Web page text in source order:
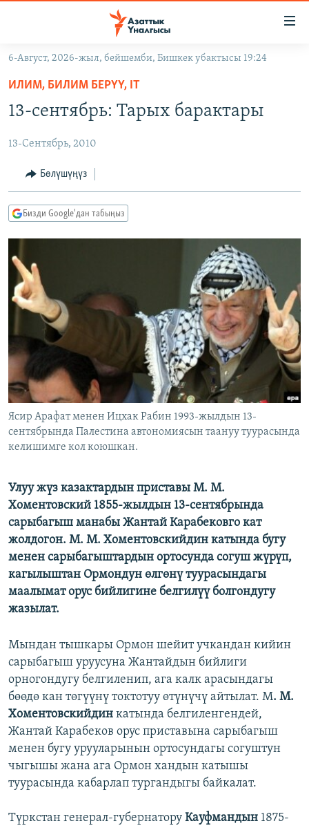
Навигацияга
өтүңүз
салыңыз
САЯСАТ
ЭКОНОМИКА
ДҮЙНӨ
БОРБОР АЗИЯ
УКРАИНА
АТАЙЫН ИЛИКТӨӨ
БҮГҮН АЗАТТЫКТА
БИЗ ЖАНА ДҮЙНӨ
ДАНИСТЕ
ЭЖЕ-СИҢДИЛЕР
АЗАТТЫК+
ЫҢГАЙСЫЗ СУРООЛОР
ПОДКАСТ
Русский
ОНЛАЙН ШЕРИНЕ
ЭЕ/АРнун бардык сайттары
6-Август, 2026-жыл, бейшемби, Бишкек убактысы 19:24
ИЛИМ, БИЛИМ БЕРҮҮ, IT
13-сентябрь: Тарых барактары
13-Сентябрь, 2010
Бөлүшүңүз
Бизди Google'дан табыңыз
Ясир Арафат менен Ицхак Рабин 1993-жылдын 13-
сентябрында Палестина автономиясын таануу туурасында
келишимге кол коюшкан.
Улуу жүз казактардын приставы М. М.
Хоментовский 1855-жылдын 13-сентябрында
сарыбагыш манабы Жантай Карабековго кат
жолдогон. М. М. Хоментовскийдин катында бугу
менен сарыбагыштардын ортосунда согуш жүрүп,
кагылыштан Ормондун өлгөнү туурасындагы
маалымат орус бийлигине белгилүү болгондугу
жазылат.
Мындан тышкары Ормон шейит учкандан кийин
сарыбагыш уруусуна Жантайдын бийлиги
орногондугу белгиленип, ага калк арасындагы
бөөдө кан төгүүнү токтотуу өтүнүчү айтылат. М. М.
Хоментовскийдин катында белгиленгендей,
Жантай Карабеков орус приставына сарыбагыш
менен бугу урууларынын ортосундагы согуштун
чыгышы жана ага Ормон хандын катышы
туурасында кабарлап тургандыгы байкалат.
Түркстан генерал-губернатору Кауфмандын 1875-